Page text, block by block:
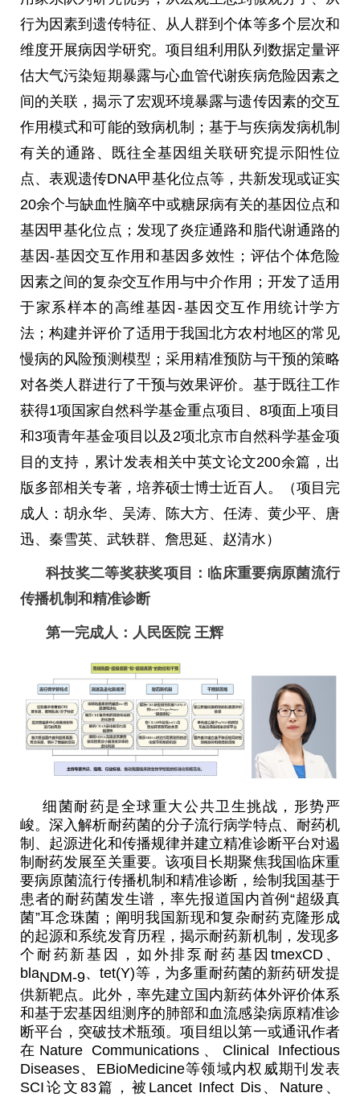
行为因素到遗传特征、从人群到个体等多个层次和
维度开展病因学研究。项目组利用队列数据定量评
估大气污染短期暴露与心血管代谢疾病危险因素之
间的关联，揭示了宏观环境暴露与遗传因素的交互
作用模式和可能的致病机制；基于与疾病发病机制
有关的通路、既往全基因组关联研究提示阳性位
点、表观遗传DNA甲基化位点等，共新发现或证实
20余个与缺血性脑卒中或糖尿病有关的基因位点和
基因甲基化位点；发现了炎症通路和脂代谢通路的
基因-基因交互作用和基因多效性；评估个体危险
因素之间的复杂交互作用与中介作用；开发了适用
于家系样本的高维基因 -基因交互作用统计学方
法；构建并评价了适用于我国北方农村地区的常见
慢病的风险预测模型；采用精准预防与干预的策略
对各类人群进行了干预与效果评价。基于既往工作
获得1项国家自然科学基金重点项目、 8项面上项目
和3项青年基金项目以及2项北京市自然科学基金项
目的支持，累计发表相关中英文论文200余篇，出
版多部相关专著，培养硕士博士近百人。（项目完
成人：胡永华、吴涛、陈大方、任涛、黄少平、唐
迅、秦雪英、武轶群、詹思延、赵清水）
科技奖二等奖获奖项目：临床重要病原菌流行
传播机制和精准诊断
第一完成人：人民医院 王辉
细菌耐药是全球重大公共卫生挑战，形势严
峻。深入解析耐药菌的分子流行病学特点、耐药机
制、起源进化和传播规律并建立精准诊断平台对遏
制耐药发展至关重要。该项目长期聚焦我国临床重
要病原菌流行传播机制和精准诊断，绘制我国基于
患者的耐药菌发生谱，率先报道国内首例 “超级真
菌”耳念珠菌；阐明我国新现和复杂耐药克隆形成
的起源和系统发育历程，揭示耐药新机制，发现多
个耐药新基因，如外排泵耐药基因tmexCD 、
blaNDM-9、tet(Y)等，为多重耐药菌的新药研发提
供新靶点。此外，率先建立国内新药体外评价体系
和基于宏基因组测序的肺部和血流感染病原精准诊
断平台，突破技术瓶颈。项目组以第一或通讯作者
在 Nature Communications、 Clinical Infectious
Diseases、 EBioMedicine等领域内权威期刊发表
SCI 论文 83篇，被 Lancet Infect Dis、 Nature 、